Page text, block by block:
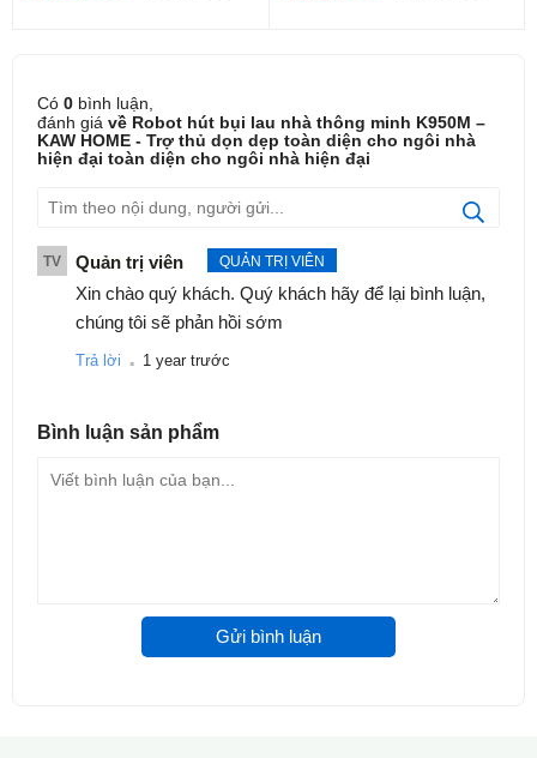
Có 0 bình luận,
đánh giá về Robot hút bụi lau nhà thông minh K950M –
KAW HOME - Trợ thủ dọn dẹp toàn diện cho ngôi nhà
hiện đại toàn diện cho ngôi nhà hiện đại
TV Quản trị viên QUẢN TRỊ VIÊN
Xin chào quý khách. Quý khách hãy để lại bình luận,
chúng tôi sẽ phản hồi sớm
Trả lời . 1 year trước
Bình luận sản phẩm
Gửi bình luận